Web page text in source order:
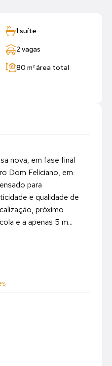
1 suíte
2 vagas
80 m²área total
nova, em fase final
Dom Feliciano, em
para
e qualidade de
próximo
e a apenas 5 m...